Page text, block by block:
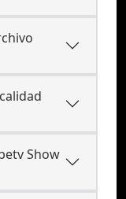
Show